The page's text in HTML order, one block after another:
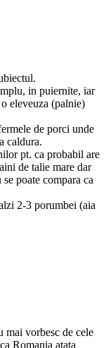
in puiernite, iar
eleveuza (palnie)
de porci unde
caldura.
pt. ca probabil are
de talie mare dar
poate compara ca
2-3 porumbei (aia
mai vorbesc de cele
Romania atata